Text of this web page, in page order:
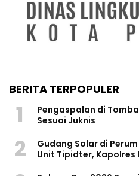
BERITA TERPOPULER
1
Pengaspalan di
Sesuai Juknis
2
Gudang Solar di
Unit Tipidter, Kapolres